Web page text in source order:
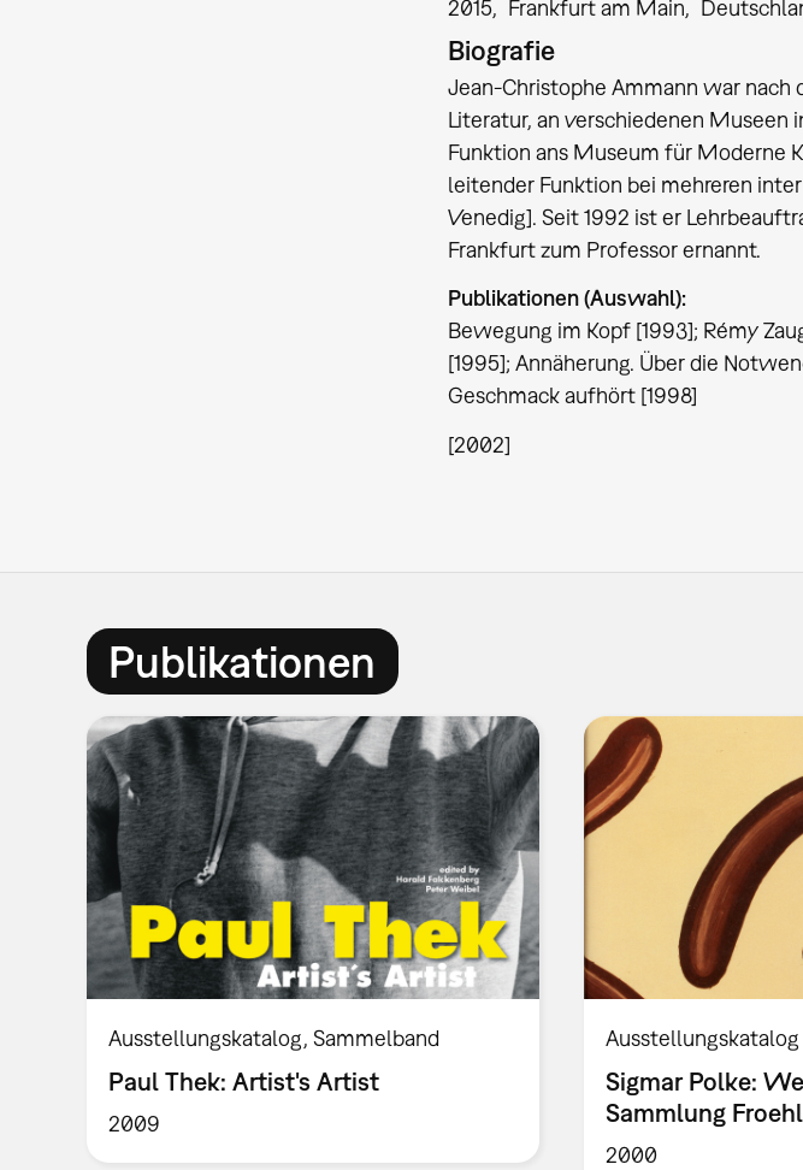
2015 Frankfurt am Main
Biografie
Jean-Christophe Ammann war nach
Literatur, an verschiedenen Museen
Funktion ans Museum für Moderne
leitender Funktion bei mehreren
Venedig]. Seit 1992 ist er
Frankfurt zum Professor ernannt.
Publikationen (Auswahl):
Bewegung im Kopf [1993]; Rémy
[1995]; Annäherung. Über die
Geschmack aufhört [1998]
[2002]
Publikationen
Ausstellungskatalog Sammelband
Paul Thek: Artist's Artist
2009
Ausstellungskatalog
Sigmar Polke:
Sammlung
2000